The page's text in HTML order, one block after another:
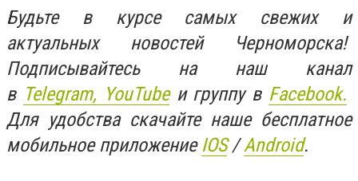
Будьте в курсе самых свежих и
актуальных новостей Черноморска!
Подписывайтесь на наш канал
в Telegram, YouTubeи группу в Facebook.
Для удобства скачайте наше бесплатное
мобильное приложение IOS/Android.